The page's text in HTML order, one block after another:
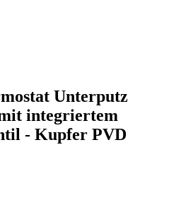
Unterputz
integriertem
- Kupfer PVD